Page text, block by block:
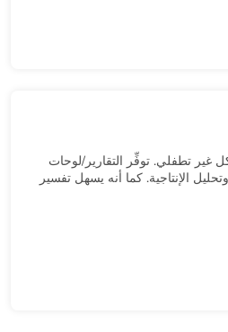
غير تطفلي. توفِّر التقارير/لوحات
الإنتاجية. كما أنه يسهل تفسير